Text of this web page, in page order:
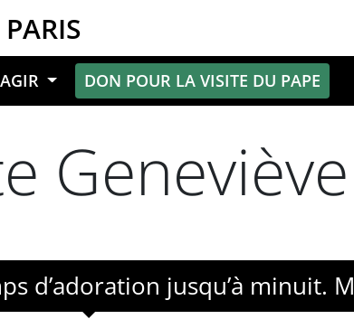
AGIR DON POUR LA VISITE DU PAPE
Geneviève
d’adoration jusqu’à minuit.